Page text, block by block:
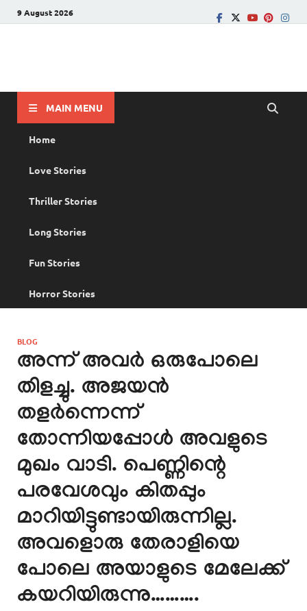
9 August 2026
MAIN MENU
Home
Love Stories
Thriller Stories
Long Stories
Fun Stories
Horror Stories
BLOG
അന്ന് അവർ ഒരുപോലെ
തിളച്ചു. അജയൻ
തളർന്നെന്ന്
തോന്നിയപ്പോൾ അവളുടെ
മുഖം വാടി. പെണ്ണിന്റെ
പരവേശവും കിതപ്പും
മാറിയിട്ടുണ്ടായിരുന്നില്ല.
അവളൊരു തേരാളിയെ
പോലെ അയാളുടെ മേലേക്ക്
കയറിയിരുന്നു……….